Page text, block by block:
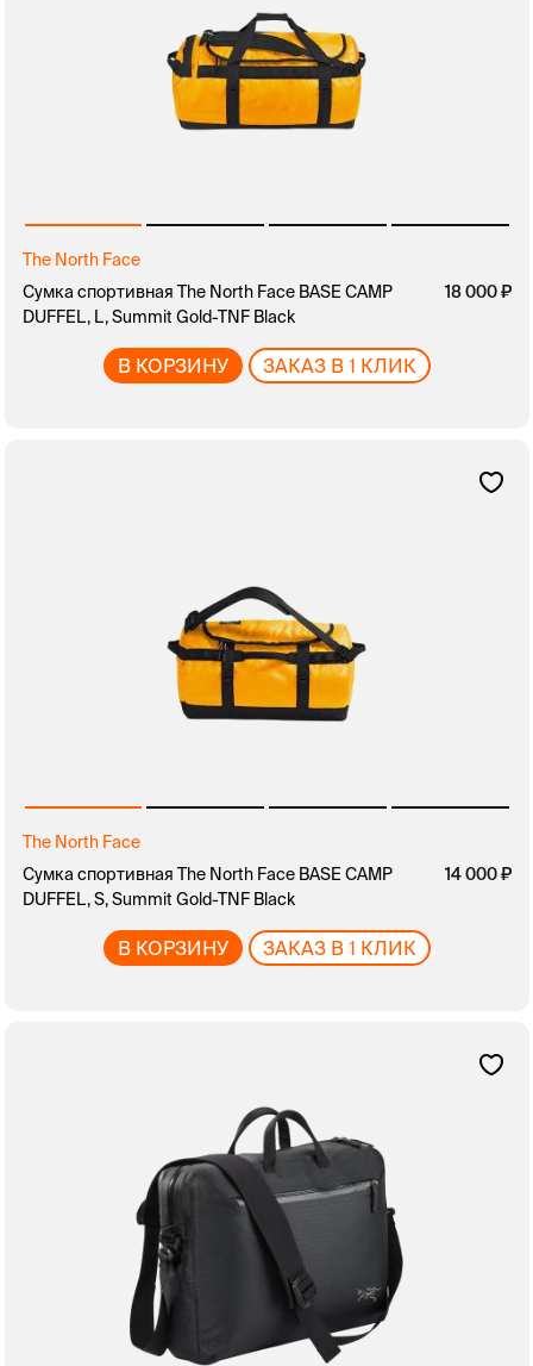
The North Face
Сумка спортивная The North Face BASE CAMP
DUFFEL, L, Summit Gold-TNF Black
18 000
В КОРЗИНУ ЗАКАЗ В 1 КЛИК
The North Face
Сумка спортивная The North Face BASE CAMP
DUFFEL, S, Summit Gold-TNF Black
14 000
В КОРЗИНУ ЗАКАЗ В 1 КЛИК